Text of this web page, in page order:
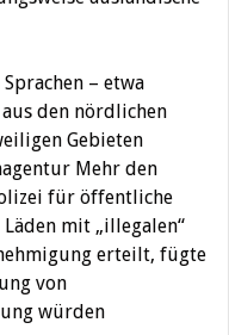
– etwa
den nördlichen
Gebieten
Mehr den
für öffentliche
mit „illegalen“
erteilt, fügte
von
würden